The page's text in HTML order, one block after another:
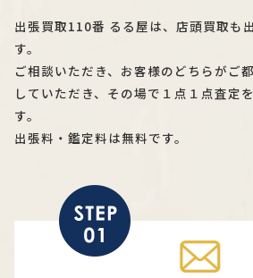
出張買取110番 るる屋は、店頭買取も
す。
ご相談いただき、お客様のどちらがご
していただき、その場で１点１点査定
す。
出張料・鑑定料は無料です。